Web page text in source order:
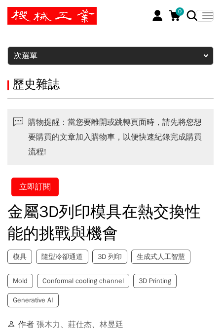
0
暫停
次選單
歷史雜誌
購物提醒：當您要離開或跳轉頁面時，請先將您想
要購買的文章加入購物車，以便快速紀錄完成購買
流程!
立即訂閱
金屬3D列印模具在熱交換性
能的挑戰與機會
模具 隨型冷卻通道 3D 列印 生成式人工智慧
Mold Conformal cooling channel 3D Printing
Generative AI
作者 張木力 、 莊仕杰、 林昱廷